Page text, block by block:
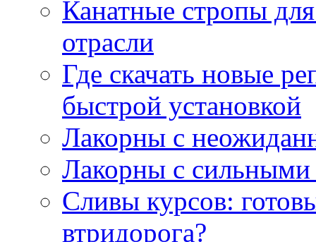
Канатные стропы
отрасли
Где скачать новые
быстрой установкой
Лакорны с
Лакорны с сильными
Сливы курсов:
втридорога?